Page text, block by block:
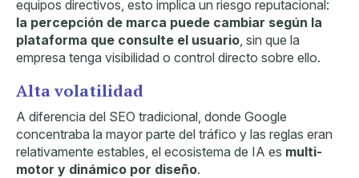
equipos directivos, esto implica un riesgo reputacional:
la percepción de marca puede cambiar según la
plataforma que consulte el usuario , sin que la
empresa tenga visibilidad o control directo sobre ello.
Alta volatilidad
A diferencia del SEO tradicional, donde Google
concentraba la mayor parte del tráfico y las reglas eran
relativamente estables, el ecosistema de IA es multi-
motor y dinámico por diseño.